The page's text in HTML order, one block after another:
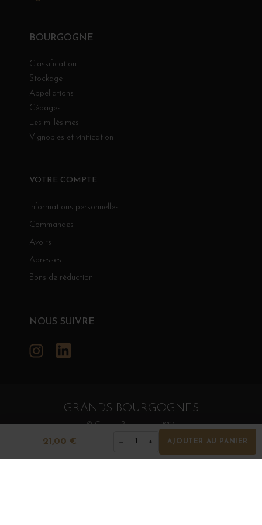
21,00 € − 1 + AJOUTER AU PANIER
BOURGOGNE
Classification
Stockage
Appellations
Cépages
Les millésimes
Vignobles et vinification
VOTRE COMPTE
Informations personnelles
Commandes
Avoirs
Adresses
Bons de réduction
NOUS SUIVRE
Instagram
GRANDS BOURGOGNES
© Grands Bourgognes 2026
Agence BWA